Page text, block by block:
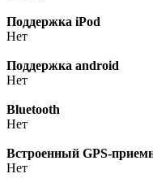
Поддержка iPod
Нет
Поддержка android
Нет
Bluetooth
Нет
Встроенный GPS-
Нет